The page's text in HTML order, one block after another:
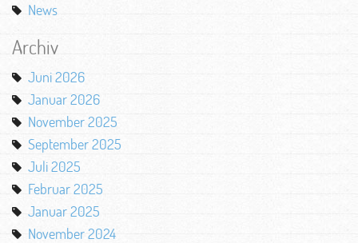
News
Archiv
Juni 2026
Januar 2026
November 2025
September 2025
Juli 2025
Februar 2025
Januar 2025
November 2024